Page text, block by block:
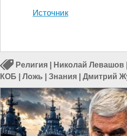
Источник
Религия Николай Левашов
КОБ
Ложь Знания Дмитрий